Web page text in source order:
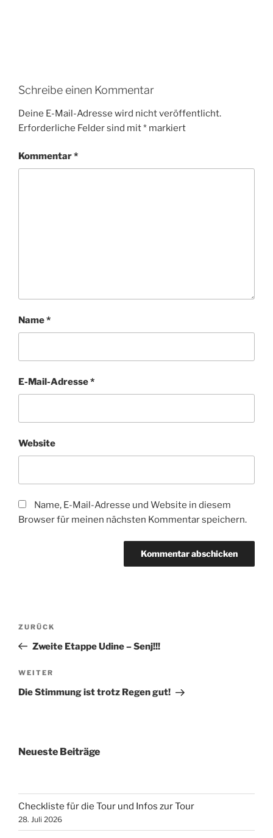
Schreibe einen Kommentar
Deine E-Mail-Adresse wird nicht veröffentlicht.
Erforderliche Felder sind mit* markiert
Kommentar*
Name*
E-Mail-Adresse*
Website
Name, E-Mail-Adresse und Website in diesem
Browser für meinen nächsten Kommentar speichern.
Beitragsnavigation
Vorheriger
Beitrag
ZURÜCK
Zweite Etappe Udine – Senj!!!
Nächster
Beitrag
WEITER
Die Stimmung ist trotz Regen gut!
Neueste Beiträge
Checkliste für die Tour und Infos zur Tour
28. Juli 2026